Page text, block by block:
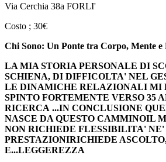
Via Cerchia 38a FORLI'
Costo ; 30€
Chi Sono: Un Ponte tra Corpo, Mente e
LA MIA STORIA PERSONALE DI
SCHIENA, DI DIFFICOLTA' NEL
LE DINAMICHE RELAZIONALI MI
SPINTO FORTEMENTE VERSO 35
RICERCA ...IN CONCLUSIONE
NASCE DA QUESTO CAMMINOIL
NON RICHIEDE FLESSIBILITA' NE'
PRESTAZIONIRICHIEDE
E...LEGGEREZZA